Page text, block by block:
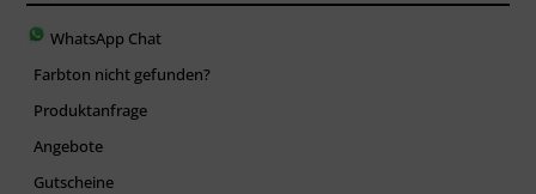
WhatsApp Chat
Farbton nicht gefunden?
Produktanfrage
Angebote
Gutscheine